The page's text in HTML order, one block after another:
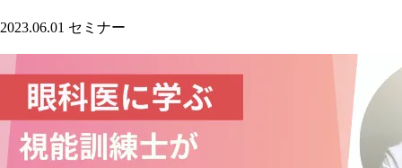
2023.06.01 セミナー